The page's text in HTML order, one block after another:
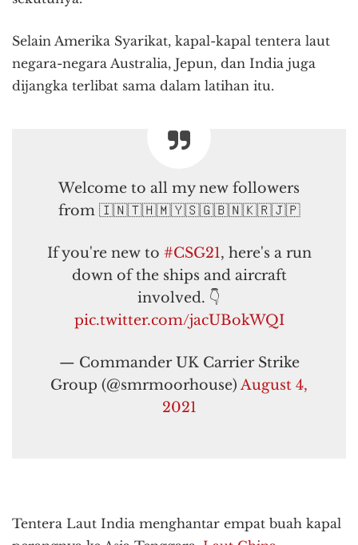
Selain Amerika Syarikat, kapal-kapal tentera laut
negara-negara Australia, Jepun, dan India juga
dijangka terlibat sama dalam latihan itu.
Welcome to all my new followers
from 🇮🇳🇹🇭🇲🇾🇸🇬🇧🇳🇰🇷🇯🇵
If you're new to #CSG21, here's a run
down of the ships and aircraft
involved. 👇
pic.twitter.com/jacUBokWQI
— Commander UK Carrier Strike
Group (@smrmoorhouse) August 4,
2021
Tentera Laut India menghantar empat buah kapal